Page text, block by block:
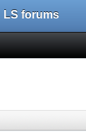
LS forums